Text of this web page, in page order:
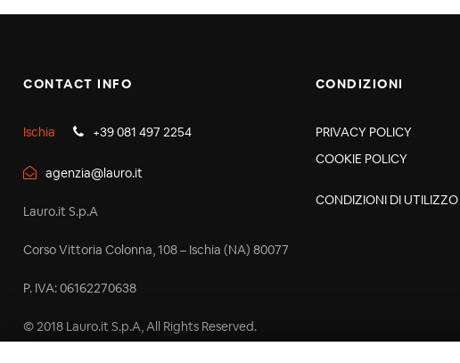
CONTACT INFO
Ischia +39 081 497 2254
agenzia@lauro.it
Lauro.it S.p.A
Corso Vittoria Colonna, 108 – Ischia (NA) 80077
P. IVA: 06162270638
© 2018 Lauro.it S.p.A, All Rights Reserved.
CONDIZIONI
PRIVACY POLICY
COOKIE POLICY
CONDIZIONI DI UTILIZZO